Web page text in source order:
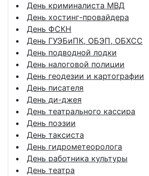
День криминалиста МВД
День хостинг-провайдера
День ФСКН
День ГУЭБиПК, ОБЭП, ОБХСС
День подводной лодки
День налоговой полиции
День геодезии и картографии
День писателя
День ди-джея
День театрального кассира
День поэзии
День таксиста
День гидрометеоролога
День работника культуры
День театра